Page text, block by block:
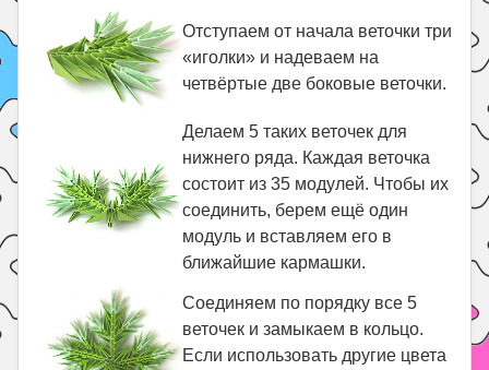
Отступаем от начала веточки три
«иголки» и надеваем на
четвёртые две боковые веточки.
Делаем 5 таких веточек для
нижнего ряда. Каждая веточка
состоит из 35 модулей. Чтобы их
соединить, берем ещё один
модуль и вставляем его в
ближайшие кармашки.
Соединяем по порядку все 5
веточек и замыкаем в кольцо.
Если использовать другие цвета